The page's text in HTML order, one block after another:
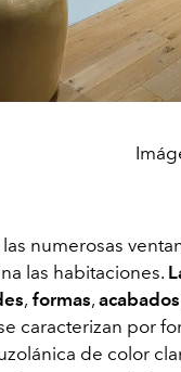
las numerosas
las habitaciones.
, formas,
caracterizan por
de color